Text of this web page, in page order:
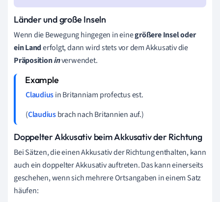
Länder und große Inseln
Wenn die Bewegung hingegen in einegrößere Insel oder
ein Landerfolgt, dann wird stets vor dem Akkusativ die
Präpositioninverwendet.
Claudiusin Britanniam profectus est.
(Claudiusbrach nach Britannien auf.)
Doppelter Akkusativ beim Akkusativ der Richtung
Bei Sätzen, die einen Akkusativ der Richtung enthalten, kann
auch ein doppelter Akkusativ auftreten. Das kann einerseits
geschehen, wenn sich mehrere Ortsangaben in einem Satz
häufen: